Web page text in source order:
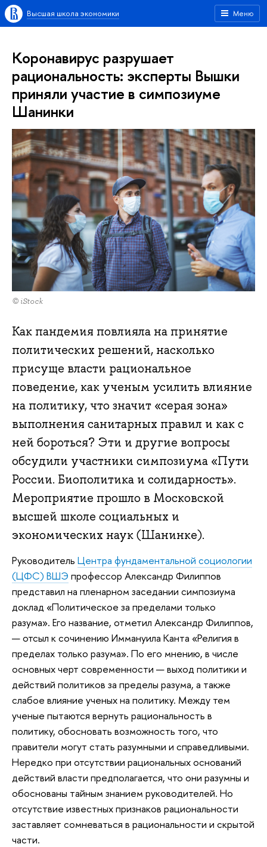
Меню
Высшая школа экономики
Коронавирус разрушает
рациональность: эксперты Вышки
приняли участие в симпозиуме
Шанинки
© iStock
Как пандемия повлияла на принятие
политических решений, насколько
присуще власти рациональное
поведение, как ученым усилить влияние
на политику, что значит «серая зона»
выполнения санитарных правил и как с
ней бороться? Эти и другие вопросы
обсудили участники симпозиума «Пути
России. Биополитика и солидарность».
Мероприятие прошло в Московской
высшей школе социальных и
экономических наук (Шанинке).
Руководитель Центра фундаментальной социологии
(ЦФС) ВШЭ профессор Александр Филиппов
представил на пленарном заседании симпозиума
доклад «Политическое за пределами только
разума». Его название, отметил Александр Филиппов,
— отсыл к сочинению Иммануила Канта «Религия в
пределах только разума». По его мнению, в числе
основных черт современности — выход политики и
действий политиков за пределы разума, а также
слабое влияние ученых на политику. Между тем
ученые пытаются вернуть рациональность в
политику, обосновать возможность того, что
правители могут стать разумными и справедливыми.
Нередко при отсутствии рациональных оснований
действий власти предполагается, что они разумны и
обоснованы тайным знанием руководителей. Но
отсутствие известных признаков рациональности
заставляет сомневаться в рациональности и скрытой
части.